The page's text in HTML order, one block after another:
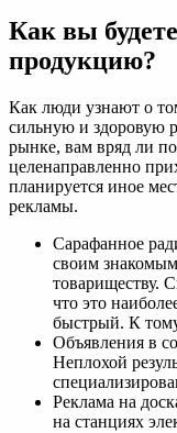
Как вы
продукцию?
Как люди узнают о
сильную и здоровую
рынке, вам вряд ли
целенаправленно
планируется иное
рекламы.
Сарафанное
своим
товариществу.
что это
быстрый. К
Объявления в
Неплохой
Реклама на
на станциях